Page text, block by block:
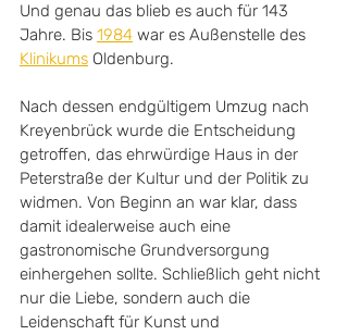
Und genau das blieb es auch für 143
Jahre. Bis 1984 war es Außenstelle des
Klinikums Oldenburg.
Nach dessen endgültigem Umzug nach
Kreyenbrück wurde die Entscheidung
getroffen, das ehrwürdige Haus in der
Peterstraße der Kultur und der Politik zu
widmen. Von Beginn an war klar, dass
damit idealerweise auch eine
gastronomische Grundversorgung
einhergehen sollte. Schließlich geht nicht
nur die Liebe, sondern auch die
Leidenschaft für Kunst und